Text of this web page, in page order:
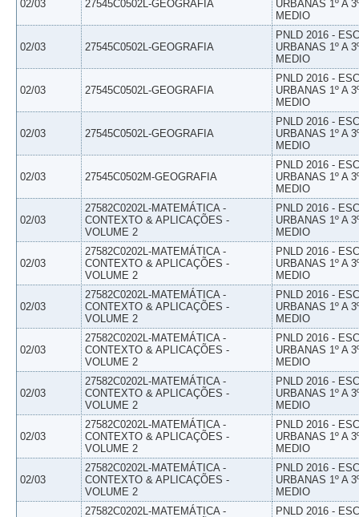
02/03 27545C0502L-GEOGRAFIA
URBANAS 1º A
MEDIO
02/03 27545C0502L-GEOGRAFIA
PNLD 2016 -
URBANAS 1º A
MEDIO
02/03 27545C0502L-GEOGRAFIA
PNLD 2016 -
URBANAS 1º A
MEDIO
02/03 27545C0502L-GEOGRAFIA
PNLD 2016 -
URBANAS 1º A
MEDIO
02/03 27545C0502M-GEOGRAFIA
PNLD 2016 -
URBANAS 1º A
MEDIO
02/03
27582C0202L-MATEMÁTICA -
CONTEXTO & APLICAÇÕES -
VOLUME 2
PNLD 2016 -
URBANAS 1º A
MEDIO
02/03
27582C0202L-MATEMÁTICA -
CONTEXTO & APLICAÇÕES -
VOLUME 2
PNLD 2016 -
URBANAS 1º A
MEDIO
02/03
27582C0202L-MATEMÁTICA -
CONTEXTO & APLICAÇÕES -
VOLUME 2
PNLD 2016 -
URBANAS 1º A
MEDIO
02/03
27582C0202L-MATEMÁTICA -
CONTEXTO & APLICAÇÕES -
VOLUME 2
PNLD 2016 -
URBANAS 1º A
MEDIO
02/03
27582C0202L-MATEMÁTICA -
CONTEXTO & APLICAÇÕES -
VOLUME 2
PNLD 2016 -
URBANAS 1º A
MEDIO
02/03
27582C0202L-MATEMÁTICA -
CONTEXTO & APLICAÇÕES -
VOLUME 2
PNLD 2016 -
URBANAS 1º A
MEDIO
02/03
27582C0202L-MATEMÁTICA -
CONTEXTO & APLICAÇÕES -
VOLUME 2
PNLD 2016 -
URBANAS 1º A
MEDIO
27582C0202L-MATEMÁTICA -
PNLD 2016 -